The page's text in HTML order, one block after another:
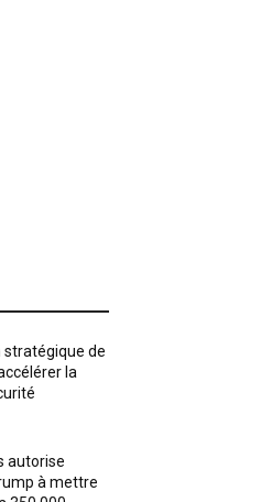
stratégique de
la
autorise
à mettre